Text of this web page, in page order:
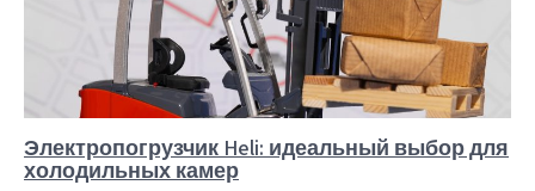
Электропогрузчик Heli: идеальный выбор для
холодильных камер